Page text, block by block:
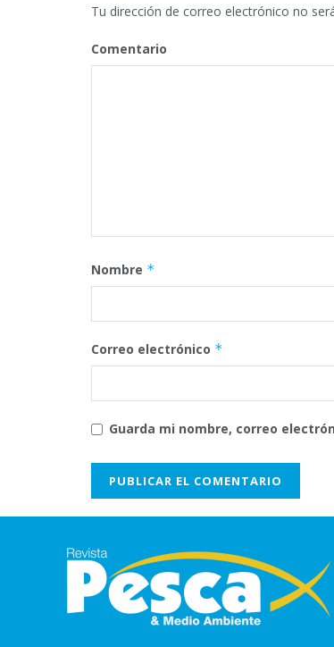
Tu dirección de correo electrónico no
Comentario
Nombre *
Correo electrónico *
Guarda mi nombre, correo